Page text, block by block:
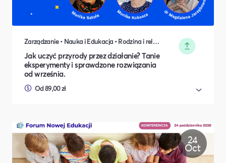
Zarządzanie • Nauka i Edukacja • Rodzina i relacje międzyludzkie
Jak uczyć przyrody przez działanie? Tanie
eksperymenty i sprawdzone rozwiązania
od września.
Od 89,00 zł
24
Oct